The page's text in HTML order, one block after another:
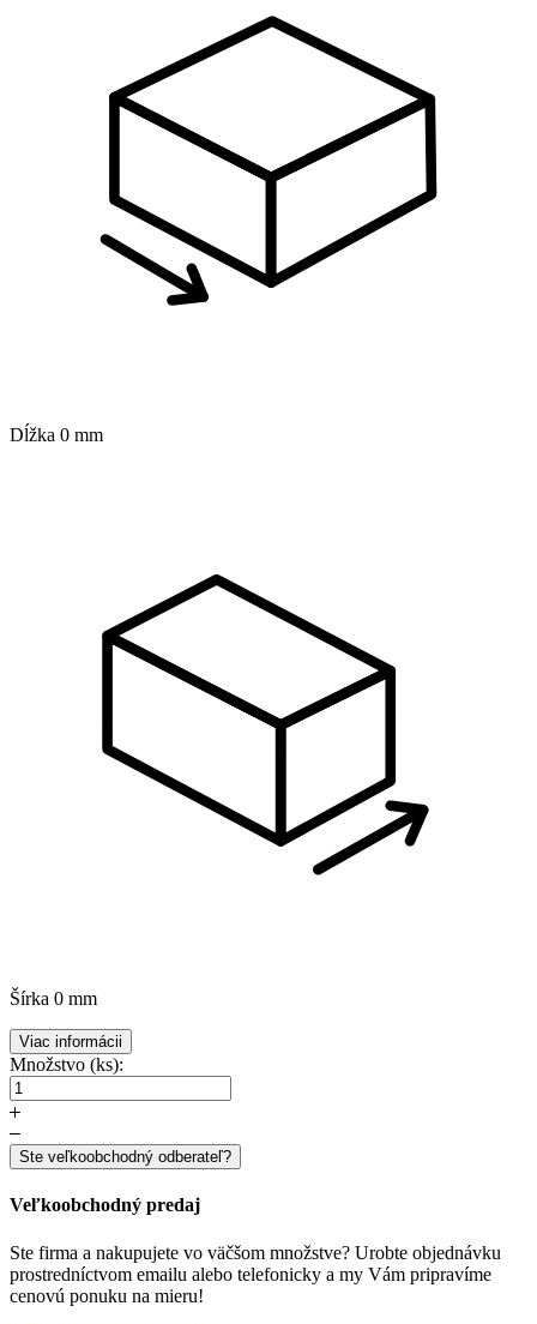
Dĺžka 0 mm
Šírka 0 mm
Viac informácii
Množstvo (ks):
Ste veľkoobchodný odberateľ?
Veľkoobchodný predaj
Ste firma a nakupujete vo väčšom množstve? Urobte objednávku
prostredníctvom emailu alebo telefonicky a my Vám pripravíme
cenovú ponuku na mieru!